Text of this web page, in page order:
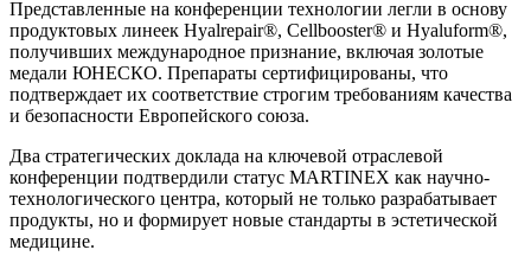
Представленные на конференции технологии легли в основу
продуктовых линеек Hyalrepair®, Cellbooster® и Hyaluform®,
получивших международное признание, включая золотые
медали ЮНЕСКО. Препараты сертифицированы, что
подтверждает их соответствие строгим требованиям качества
и безопасности Европейского союза.
Два стратегических доклада на ключевой отраслевой
конференции подтвердили статус MARTINEX как научно-
технологического центра, который не только разрабатывает
продукты, но и формирует новые стандарты в эстетической
медицине.